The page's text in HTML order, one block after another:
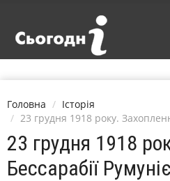
Головна
Історія
23 грудня 1918 року.
23 грудня 1918
Бессарабії